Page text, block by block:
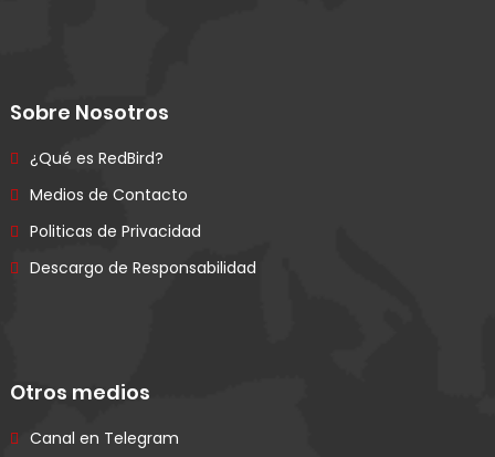
Sobre Nosotros
¿Qué es RedBird?
Medios de Contacto
Politicas de Privacidad
Descargo de Responsabilidad
Otros medios
Canal en Telegram